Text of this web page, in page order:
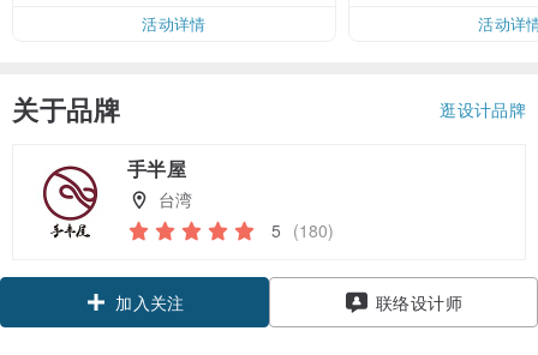
活动详情
活动详
关于品牌 逛设计品牌
手半屋
台湾
5 (180)
加入关注 联络设计师